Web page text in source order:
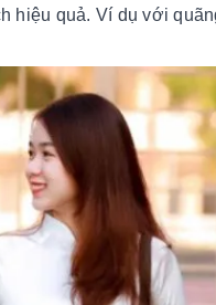
hiệu quả. Ví dụ với